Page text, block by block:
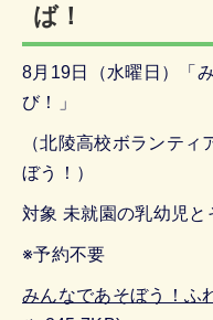
ば！
8月19日（水曜日）「
び！」
（北陵高校ボランテ
ぼう！）
対象 未就園の乳幼児と
※予約不要
みんなであそぼう！ふ